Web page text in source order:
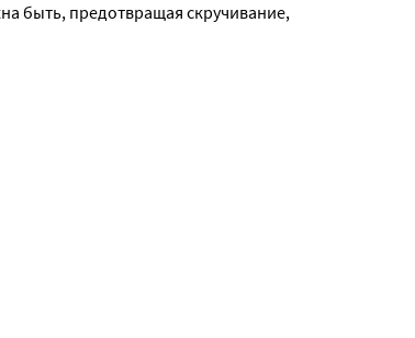
быть, предотвращая скручивание,